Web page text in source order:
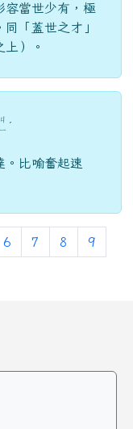
容當世少有，極
「蓋世之才」
上）。
ㄐ
ㄧ ˊ
。比喻奮起速
6 7 8 9
頁